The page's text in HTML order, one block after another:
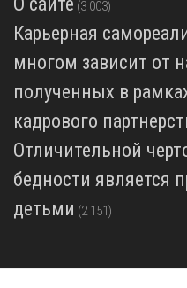
(3 003)
Карьерная
многом зависит от
полученных в
кадрового
Отличительной
бедности является
детьми (2 151)